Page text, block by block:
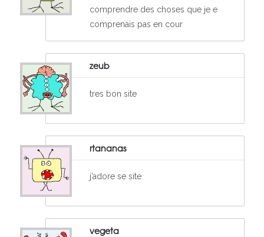
comprendre des choses que je e
comprenais pas en cour
zeub
tres bon site
rtananas
j’adore se site
vegeta